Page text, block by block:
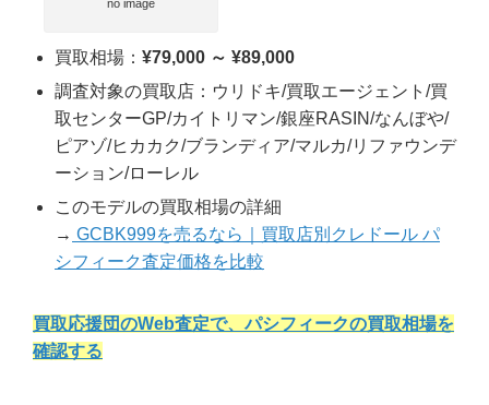
no image
買取相場： ¥79,000 ～ ¥89,000
調査対象の買取店：ウリドキ/買取エージェント/買
取センターGP/カイトリマン/銀座RASIN/なんぼや/
ピアゾ/ヒカカク/ブランディア/マルカ/リファウンデ
ーション/ローレル
このモデルの買取相場の詳細
→ GCBK999を売るなら｜買取店別クレドール パ
シフィーク査定価格を比較
買取応援団のWeb査定で、パシフィークの買取相場を
確認する